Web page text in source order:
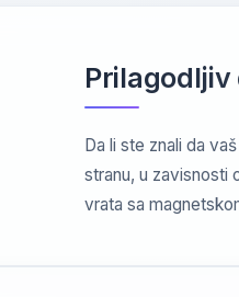
Da li ste znali da
stranu, u zavisnosti
vrata sa